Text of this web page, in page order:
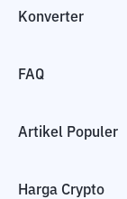
Konverter
FAQ
Artikel Populer
Harga Crypto